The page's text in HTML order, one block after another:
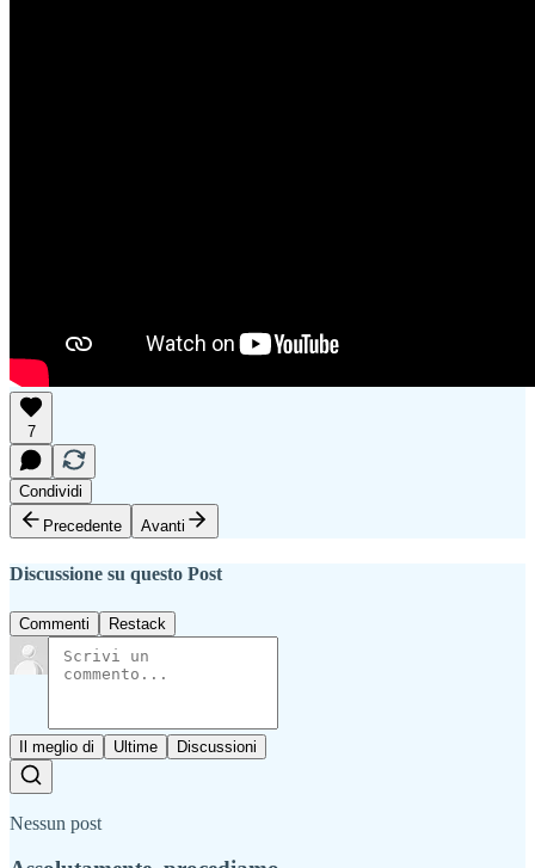
7
Condividi
Precedente
Avanti
Discussione su questo Post
Commenti Restack
Il meglio di Ultime Discussioni
Nessun post